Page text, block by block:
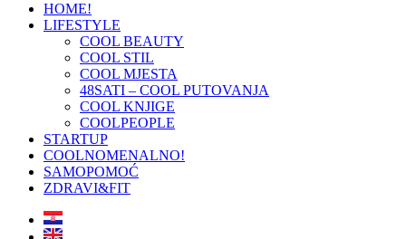
HOME!
LIFESTYLE
COOL BEAUTY
COOL STIL
COOL MJESTA
48SATI – COOL PUTOVANJA
COOL KNJIGE
COOLPEOPLE
STARTUP
COOLNOMENALNO!
SAMOPOMOĆ
ZDRAVI&FIT